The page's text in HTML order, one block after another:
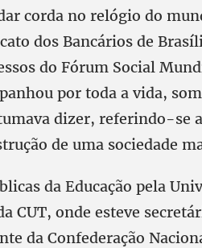
corda no relógio do
dos Bancários de
do Fórum Social
por toda a vida,
dizer, referindo-se
de uma sociedade
da Educação pela
CUT, onde esteve
da Confederação